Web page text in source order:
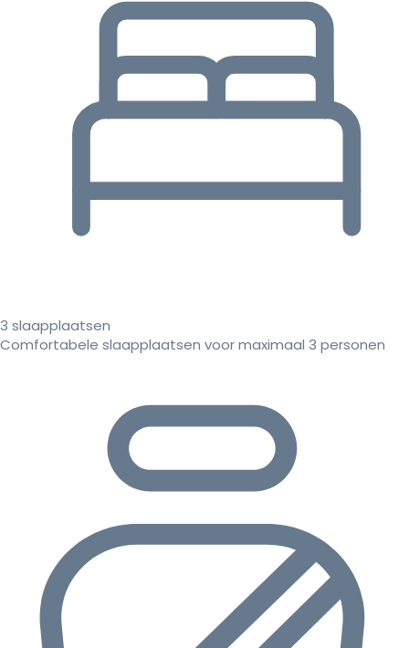
3 slaapplaatsen
Comfortabele slaapplaatsen voor maximaal 3 personen